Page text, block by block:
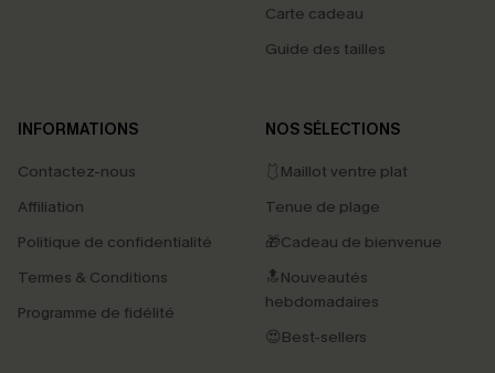
Carte cadeau
Guide des tailles
INFORMATIONS
Contactez-nous
Affiliation
Politique de confidentialité
Termes & Conditions
Programme de fidélité
NOS SÉLECTIONS
🩱Maillot ventre plat
Tenue de plage
🎁Cadeau de bienvenue
🔝Nouveautés
hebdomadaires
😍Best-sellers